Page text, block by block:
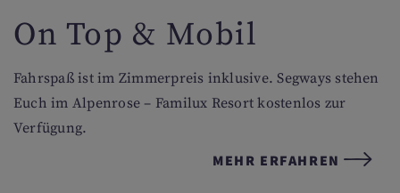
On Top & Mobil
Fahrspaß ist im Zimmerpreis inklusive. Segways stehen
Euch im Alpenrose – Familux Resort kostenlos zur
Verfügung.
MEHR ERFAHREN